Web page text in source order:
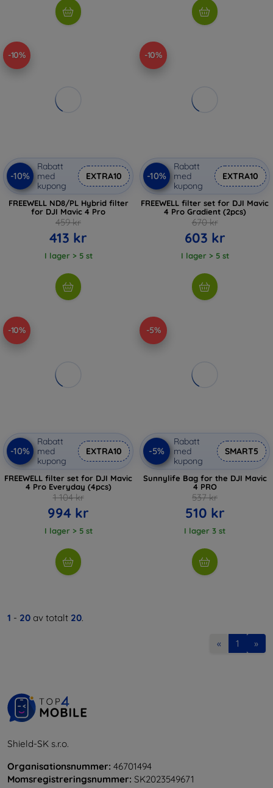
-10%
-10%
Rabatt
med
kupong
EXTRA10
FREEWELL ND8/PL Hybrid filter
for DJI Mavic 4 Pro
459 kr
413 kr
I lager > 5 st
-10%
-10%
Rabatt
med
kupong
EXTRA10
FREEWELL filter set for DJI Mavic
4 Pro Gradient (2pcs)
670 kr
603 kr
I lager > 5 st
-10%
-10%
Rabatt
med
kupong
EXTRA10
FREEWELL filter set for DJI Mavic
4 Pro Everyday (4pcs)
1 104 kr
994 kr
I lager > 5 st
-5%
-5%
Rabatt
med
kupong
SMART5
Sunnylife Bag for the DJI Mavic
4 PRO
537 kr
510 kr
I lager 3 st
1 - 20 av totalt 20.
« 1 »
Shield-SK s.r.o.
Organisationsnummer: 46701494
Momsregistreringsnummer: SK2023549671